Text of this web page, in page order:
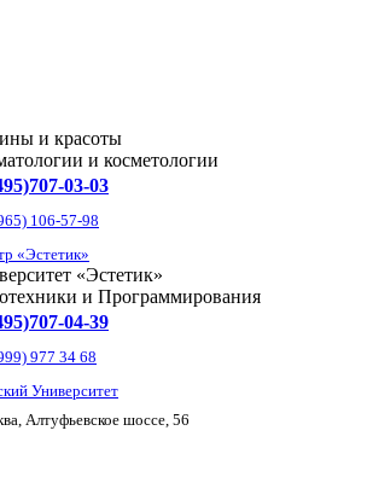
и красоты
и косметологии
03-03
106-57-98
«Эстетик»
«Эстетик»
и Программирования
04-39
977 34 68
Университет
Алтуфьевское шоссе, 56